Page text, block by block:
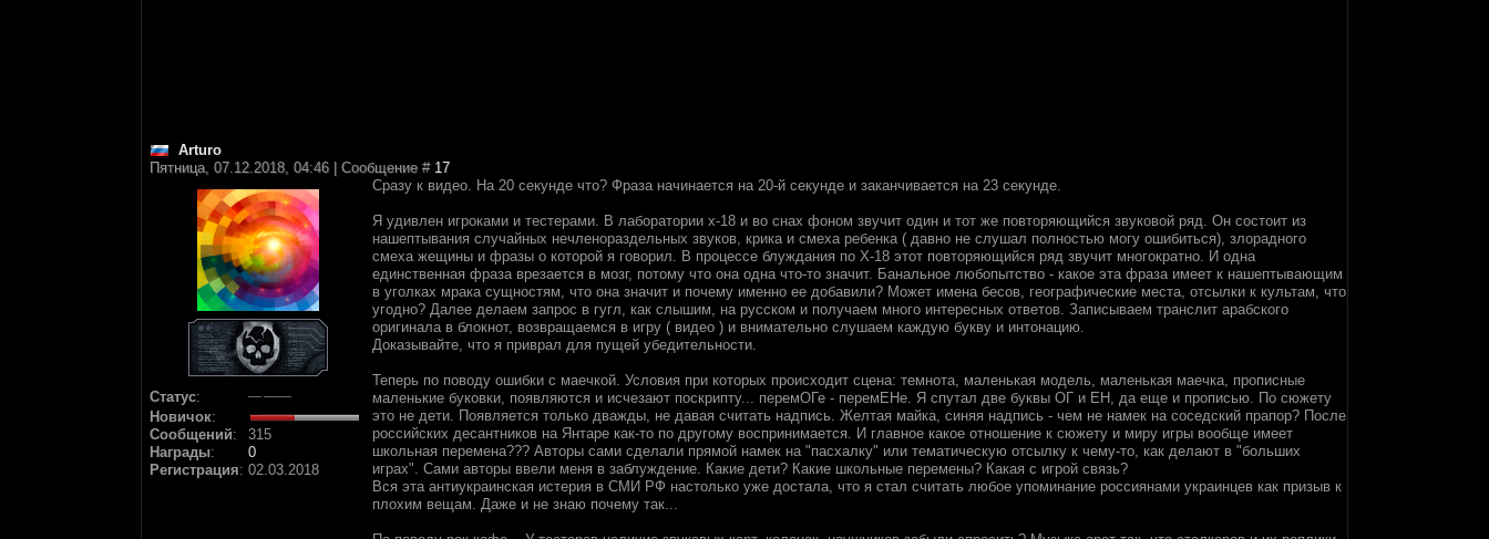
Arturo
Пятница, 07.12.2018, 04:46 | Сообщение # 17
Статус:
Новичок:
Сообщений:
315
Награды:
0
Регистрация: 02.03.2018
Сразу к видео. На 20 секунде что? Фраза начинается на 20-й секунде и заканчивается на 23 секунде.
Я удивлен игроками и тестерами. В лаборатории x-18 и во снах фоном звучит один и тот же повторяющийся звуковой ряд. Он состоит из
нашептывания случайных нечленораздельных звуков, крика и смеха ребенка ( давно не слушал полностью могу ошибиться), злорадного
смеха жещины и фразы о которой я говорил. В процессе блуждания по X-18 этот повторяющийся ряд звучит многократно. И одна
единственная фраза врезается в мозг, потому что она одна что-то значит. Банальное любопытство - какое эта фраза имеет к нашептывающим
в уголках мрака сущностям, что она значит и почему именно ее добавили? Может имена бесов, географические места, отсылки к культам, что
угодно? Далее делаем запрос в гугл, как слышим, на русском и получаем много интересных ответов. Записываем транслит арабского
оригинала в блокнот, возвращаемся в игру ( видео ) и внимательно слушаем каждую букву и интонацию.
Доказывайте, что я приврал для пущей убедительности.
Теперь по поводу ошибки с маечкой. Условия при которых происходит сцена: темнота, маленькая модель, маленькая маечка, прописные
маленькие буковки, появляются и исчезают поскрипту... перемОГе - перемЕНе. Я спутал две буквы ОГ и ЕН, да еще и прописью. По сюжету
это не дети. Появляется только дважды, не давая считать надпись. Желтая майка, синяя надпись - чем не намек на соседский прапор? После
российских десантников на Янтаре как-то по другому воспринимается. И главное какое отношение к сюжету и миру игры вообще имеет
школьная перемена??? Авторы сами сделали прямой намек на "пасхалку" или тематическую отсылку к чему-то, как делают в "больших
играх". Сами авторы ввели меня в заблуждение. Какие дети? Какие школьные перемены? Какая с игрой связь?
Вся эта антиукраинская истерия в СМИ РФ настолько уже достала, что я стал считать любое упоминание россиянами украинцев как призыв к
плохим вещам. Даже и не знаю почему так...